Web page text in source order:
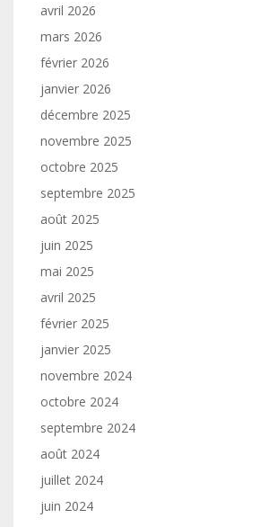
avril 2026
mars 2026
février 2026
janvier 2026
décembre 2025
novembre 2025
octobre 2025
septembre 2025
août 2025
juin 2025
mai 2025
avril 2025
février 2025
janvier 2025
novembre 2024
octobre 2024
septembre 2024
août 2024
juillet 2024
juin 2024